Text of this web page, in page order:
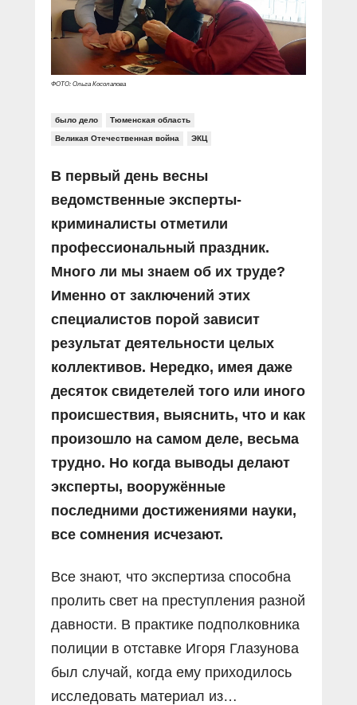
Социальные ролики
Документальные фильмы
Прямой разговор
В знании сила
Специальный репортаж
КиберПОСТОВОЙ
Газета «Щит и меч»
Журнал «Полиция России»
О ПОРТАЛЕ
ФОТО: Ольга Косолапова
было дело Тюменская область
Великая Отечественная война ЭКЦ
В первый день весны
ведомственные эксперты-
криминалисты отметили
профессиональный праздник.
Много ли мы знаем об их труде?
Именно от заключений этих
специалистов порой зависит
результат деятельности целых
коллективов. Нередко, имея даже
десяток свидетелей того или иного
происшествия, выяснить, что и как
произошло на самом деле, весьма
трудно. Но когда выводы делают
эксперты, вооружённые
последними достижениями науки,
все сомнения исчезают.
Все знают, что экспертиза способна
пролить свет на преступления разной
давности. В практике подполковника
полиции в отставке Игоря Глазунова
был случай, когда ему приходилось
исследовать материал из…